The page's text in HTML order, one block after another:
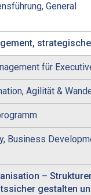
General
für
Agilität &
Business
–
gestalten